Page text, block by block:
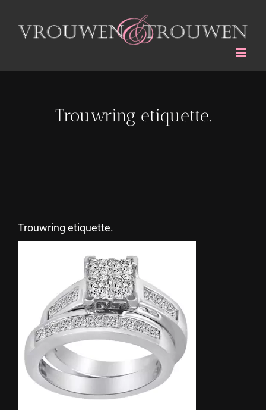
naar
inhoud
Trouwring etiquette.
Trouwring etiquette.